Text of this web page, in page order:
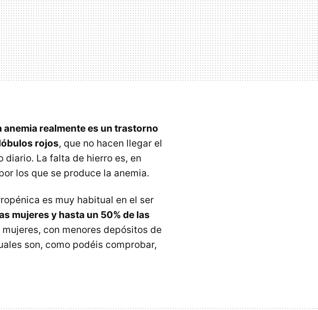
anemia realmente es un trastorno
rojos, que no hacen llegar el
La falta de hierro es, en
los que se produce la anemia.
es muy habitual en el ser
mujeres y hasta un 50% de las
mujeres, con menores depósitos de
son, como podéis comprobar,